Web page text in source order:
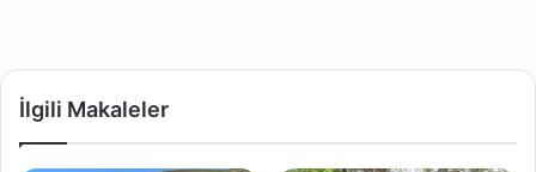
İlgili Makaleler